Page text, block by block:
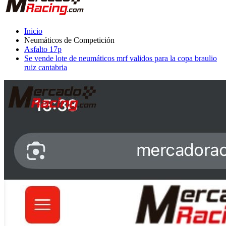
Inicio
Neumáticos de Competición
Asfalto 17p
Se vende lote de neumáticos mrf validos para la copa braulio
ruiz cantabria